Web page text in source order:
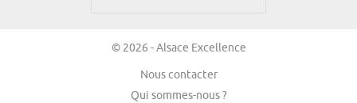
© 2026 - Alsace Excellence
Nous contacter
Qui sommes-nous ?